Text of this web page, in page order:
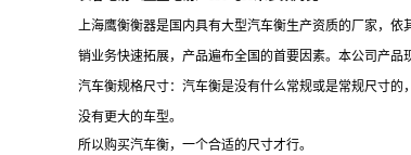
上海鹰衡衡器是国内具有大型汽车衡生产资质的厂家，
销业务快速拓展，产品遍布全国的首要因素。本公司产品
汽车衡规格尺寸：汽车衡是没有什么常规或是常规尺寸
没有更大的车型。
所以购买汽车衡，一个合适的尺寸才行。